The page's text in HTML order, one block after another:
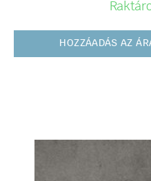
HOZZÁADÁS AZ